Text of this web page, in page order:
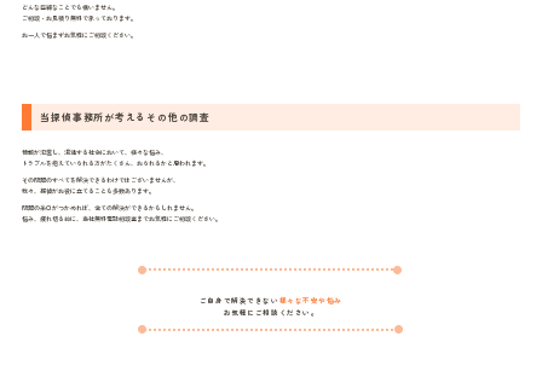
どんな些細なことでも構いません。
ご相談・お見積り無料で承っております。
お一人で悩まずお気軽にご相談ください。
当探偵事務所が考えるその他の調査
情報が氾濫し、混迷する社会において、様々な悩み、
トラブルを抱えていられる方がたくさん、おられるかと思われます。
その問題のすべてを解決できるわけではございませんが、
我々、探偵がお役に立てることも多数あります。
問題の糸口がつかめれば、全ての解決ができるかもしれません。
悩み、疲れ切る前に、当社無料電話相談室までお気軽にご相談ください。
ご自身で解決できない 様々な不安や悩み
お気軽にご相談ください。